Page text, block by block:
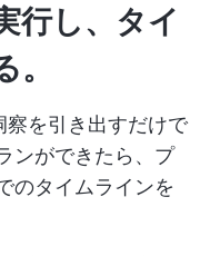
行し、タイ
。
察を引き出すだけで
ンができたら、プ
のタイムラインを